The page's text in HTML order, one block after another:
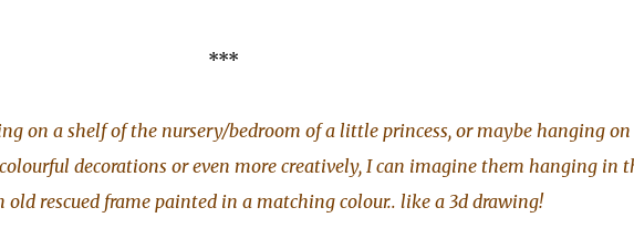
***
on a shelf of the nursery/bedroom of a little princess, or maybe hanging
decorations or even more creatively, I can imagine them hanging in
old rescued frame painted in a matching colour.. like a 3d drawing!